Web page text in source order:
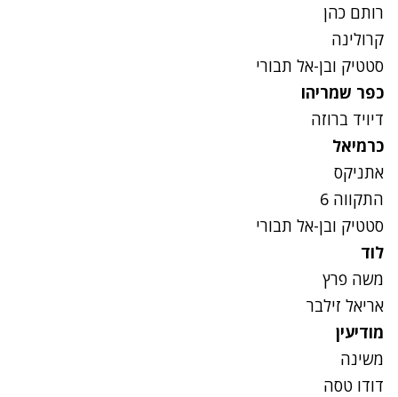
רותם כהן
קרולינה
סטטיק ובן-אל תבורי
כפר שמריהו
דיויד ברוזה
כרמיאל
אתניקס
התקווה 6
סטטיק ובן-אל תבורי
לוד
משה פרץ
אריאל זילבר
מודיעין
משינה
דודו טסה